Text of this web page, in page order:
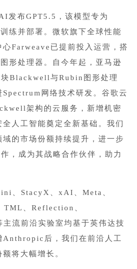
发布GPT5.5，该模型专为
练并部署。微软旗下全球性能
Farweave已提前投入运营，搭
形处理器。自今年起，亚马逊
Blackwell与Rubin图形处理
网络技术研发。谷歌云
架构的云服务，新增机密
人工智能奠定全新基础。我们
的市场份额持续提升，进一步
，成为其战略合作伙伴，助力
、StacyX、xAI、Meta、
TML、Reflection、
流前沿实验室均基于英伟达技
Anthropic后，我们在前沿人工
将大幅增长。